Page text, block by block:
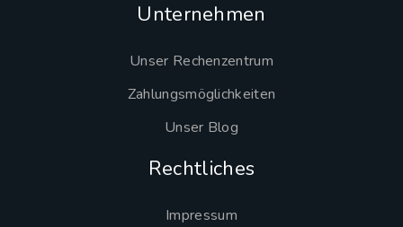
Unternehmen
Unser Rechenzentrum
Zahlungsmöglichkeiten
Unser Blog
Rechtliches
Impressum